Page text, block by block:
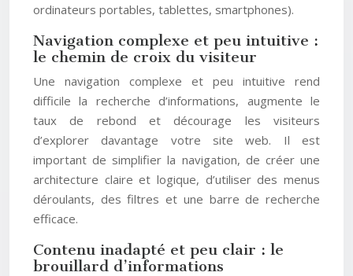
ordinateurs portables, tablettes, smartphones).
Navigation complexe et peu intuitive :
le chemin de croix du visiteur
Une navigation complexe et peu intuitive rend
difficile la recherche d’informations, augmente le
taux de rebond et décourage les visiteurs
d’explorer davantage votre site web. Il est
important de simplifier la navigation, de créer une
architecture claire et logique, d’utiliser des menus
déroulants, des filtres et une barre de recherche
efficace.
Contenu inadapté et peu clair : le
brouillard d’informations